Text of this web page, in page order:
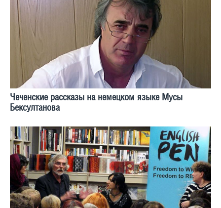
Чеченские рассказы на немецком языке Мусы
Бексултанова